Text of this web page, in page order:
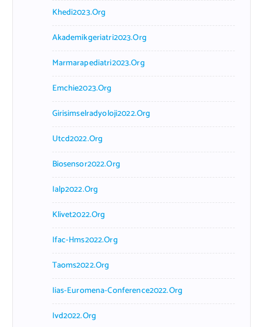
Khedi2023.org
Akademikgeriatri2023.org
Marmarapediatri2023.org
Emchie2023.org
Girisimselradyoloji2022.org
Utcd2022.org
Biosensor2022.org
Ialp2022.org
Klivet2022.org
Ifac-Hms2022.org
Taoms2022.org
Iias-Euromena-Conference2022.org
Ivd2022.org